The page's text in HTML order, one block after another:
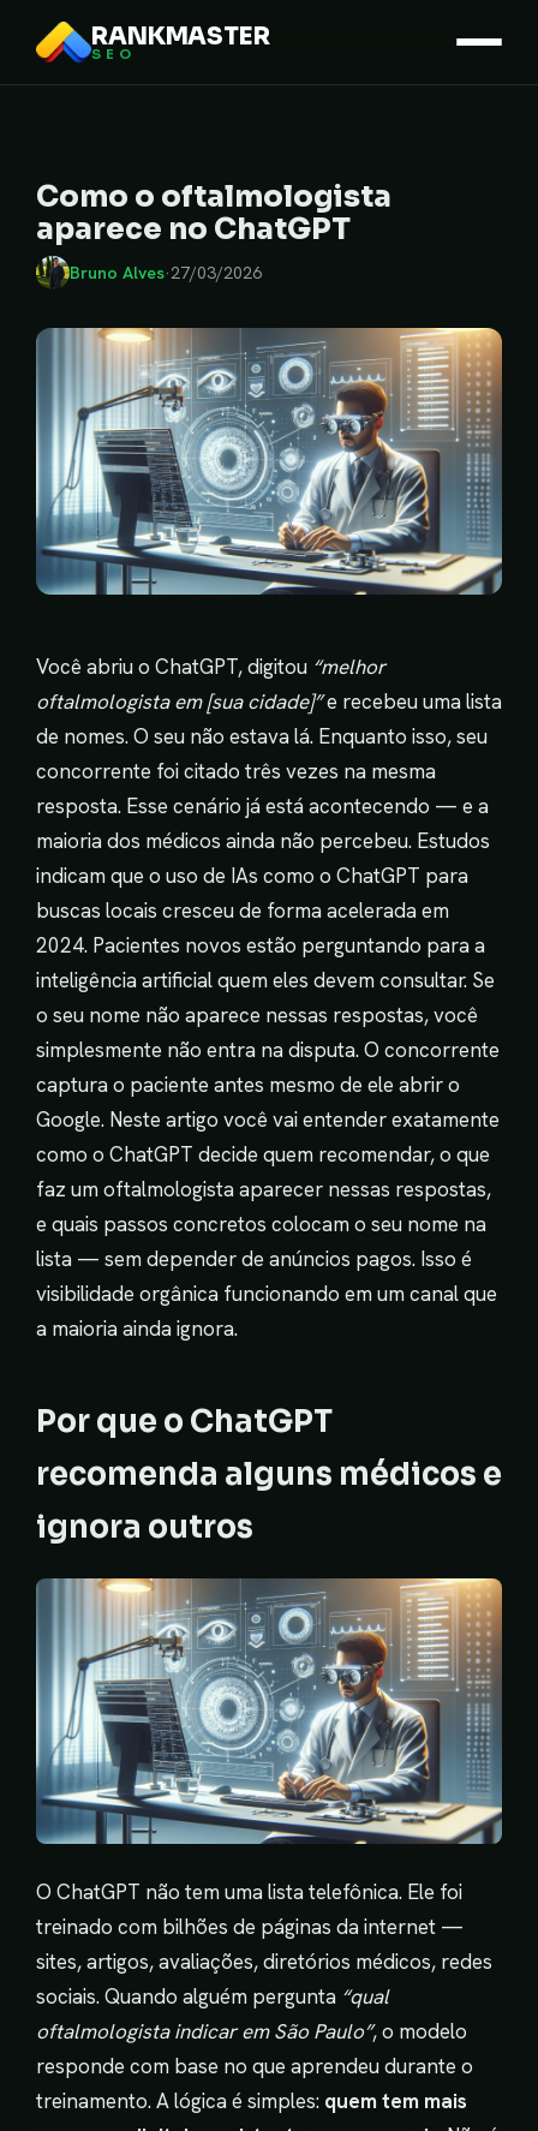
RANKMASTER
SEO
Como o oftalmologista
aparece no ChatGPT
Bruno Alves·27/03/2026
Você abriu o ChatGPT, digitou “melhor
oftalmologista em [sua cidade]”e recebeu uma lista
de nomes. O seu não estava lá. Enquanto isso, seu
concorrente foi citado três vezes na mesma
resposta. Esse cenário já está acontecendo — e a
maioria dos médicos ainda não percebeu. Estudos
indicam que o uso de IAs como o ChatGPT para
buscas locais cresceu de forma acelerada em
2024. Pacientes novos estão perguntando para a
inteligência artificial quem eles devem consultar. Se
o seu nome não aparece nessas respostas, você
simplesmente não entra na disputa. O concorrente
captura o paciente antes mesmo de ele abrir o
Google. Neste artigo você vai entender exatamente
como o ChatGPT decide quem recomendar, o que
faz um oftalmologista aparecer nessas respostas,
e quais passos concretos colocam o seu nome na
lista — sem depender de anúncios pagos. Isso é
visibilidade orgânica funcionando em um canal que
a maioria ainda ignora.
Por que o ChatGPT
recomenda alguns médicos e
ignora outros
O ChatGPT não tem uma lista telefônica. Ele foi
treinado com bilhões de páginas da internet —
sites, artigos, avaliações, diretórios médicos, redes
sociais. Quando alguém pergunta “qual
oftalmologista indicar em São Paulo”, o modelo
responde com base no que aprendeu durante o
treinamento. A lógica é simples: quem tem mais